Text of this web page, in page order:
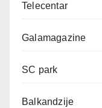
Telecentar
Galamagazine
SC park
Balkandzije